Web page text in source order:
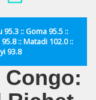
95.3 :: Goma 95.5 ::
:: Matadi 102.0 ::
93.8